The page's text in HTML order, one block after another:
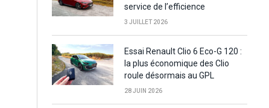
service de l’efficience
3 JUILLET 2026
Essai Renault Clio 6 Eco-G 120 :
la plus économique des Clio
roule désormais au GPL
28 JUIN 2026